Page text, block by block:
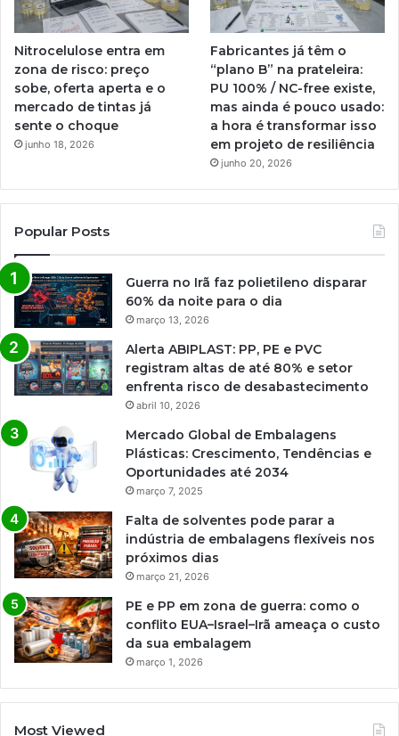
Nitrocelulose entra em
zona de risco: preço
sobe, oferta aperta e o
mercado de tintas já
sente o choque
junho 18, 2026
Fabricantes já têm o
“plano B” na prateleira:
PU 100% / NC-free existe,
mas ainda é pouco usado:
a hora é transformar isso
em projeto de resiliência
junho 20, 2026
Popular Posts
Guerra no Irã faz polietileno disparar
60% da noite para o dia
março 13, 2026
Alerta ABIPLAST: PP, PE e PVC
registram altas de até 80% e setor
enfrenta risco de desabastecimento
abril 10, 2026
Mercado Global de Embalagens
Plásticas: Crescimento, Tendências e
Oportunidades até 2034
março 7, 2025
Falta de solventes pode parar a
indústria de embalagens flexíveis nos
próximos dias
março 21, 2026
PE e PP em zona de guerra: como o
conflito EUA–Israel–Irã ameaça o custo
da sua embalagem
março 1, 2026
Most Viewed